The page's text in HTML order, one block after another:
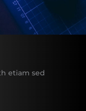
etiam sed